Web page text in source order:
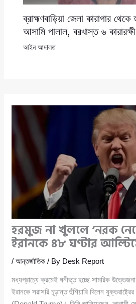
ব্রাহ্মণবাড়িয়া জেলা কারাগার থেকে
আসামি পালাল, বরখাস্ত ৬ কারারক্ষী
আইন আদালত
হরমুজ না খুললে ‘নরক
ইরানকে ৪৮ ঘণ্টার
/আন্তর্জাতিক / By Desk Report
মধ্যপ্রাচ্যে ক্রমেই ঘনীভূত হচ্ছে সামরিক
ইরানকে সরাসরি চূড়ান্ত হুঁশিয়ারি দিলেন যুক্তরাষ্ট্রের